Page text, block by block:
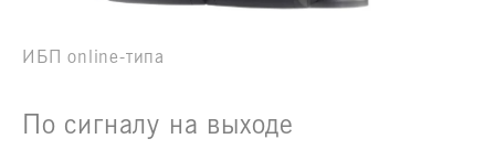
ИБП online-типа
По сигналу на выходе